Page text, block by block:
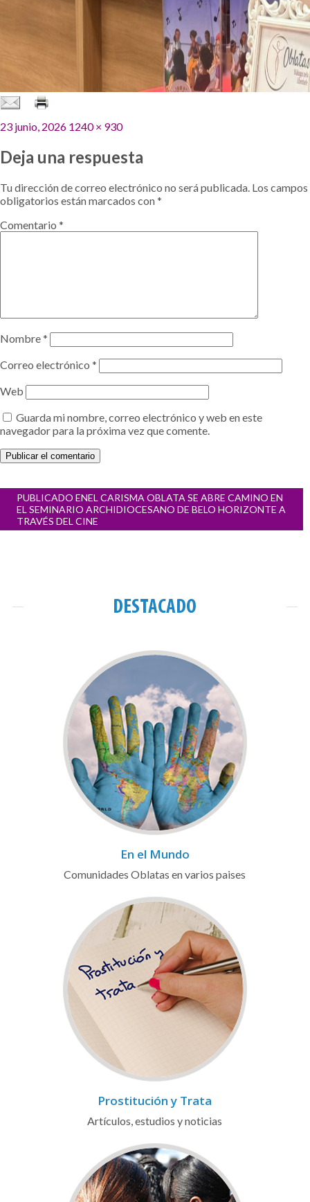
Publicado
23 junio, 2026 Tamaño
1240 × 930
Deja una respuesta
Tu dirección de correo electrónico no será publicada. Los campos
obligatorios están marcados con*
Comentario *
Nombre*
Correo electrónico *
Web
Guarda mi nombre, correo electrónico y web en este
navegador para la próxima vez que comente.
Navegación
entradas
PUBLICADO ENEL CARISMA OBLATA SE ABRE CAMINO EN
EL SEMINARIO ARCHIDIOCESANO DE BELO HORIZONTE A
TRAVÉS DEL CINE
DESTACADO
En el Mundo
Comunidades Oblatas en varios paises
Prostitución y Trata
Artículos, estudios y noticias